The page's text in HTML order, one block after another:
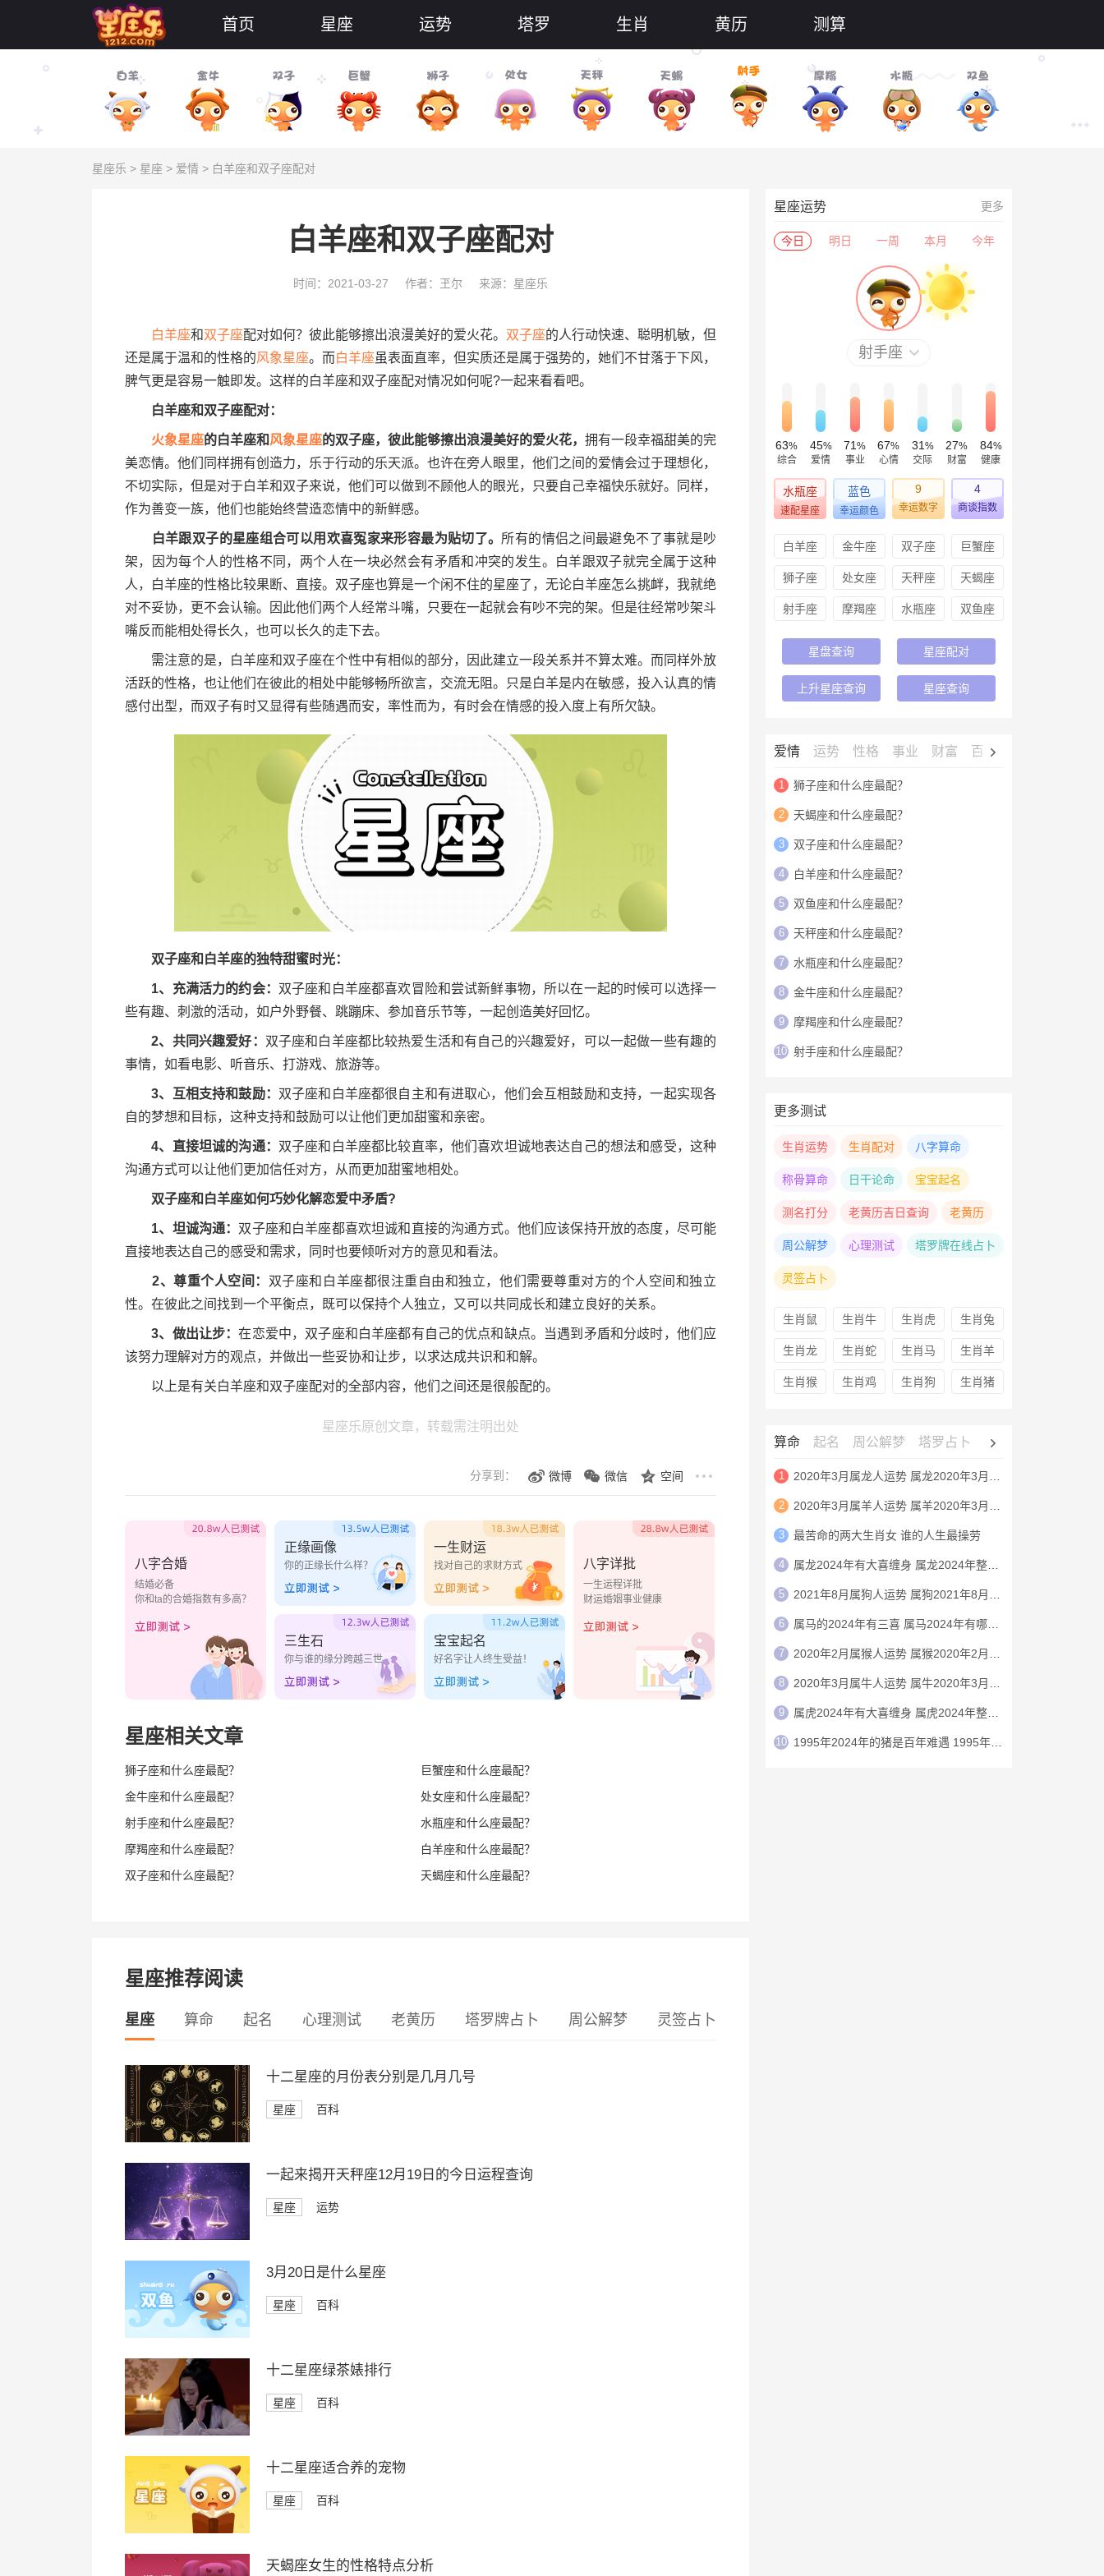
首页 星座 运势 塔罗 生肖 黄历 测算
星座乐 > 星座 > 爱情 > 白羊座和双子座配对
白羊座和双子座配对
时间：2021-03-27 作者：玊尔 来源：星座乐
白羊座和双子座配对如何？彼此能够擦出浪漫美好的爱火花。 双子座的人行动快速、聪明机敏，但
还是属于温和的性格的风象星座。而白羊座虽表面直率，但实质还是属于强势的，她们不甘落于下风，
脾气更是容易一触即发。这样的白羊座和双子座配对情况如何呢?一起来看看吧。
白羊座和双子座配对：
火象星座的白羊座和风象星座的双子座，彼此能够擦出浪漫美好的爱火花， 拥有一段幸福甜美的完
美恋情。他们同样拥有创造力，乐于行动的乐天派。也许在旁人眼里，他们之间的爱情会过于理想化，
不切实际，但是对于白羊和双子来说，他们可以做到不顾他人的眼光，只要自己幸福快乐就好。同样，
作为善变一族，他们也能始终营造恋情中的新鲜感。
白羊跟双子的星座组合可以用欢喜冤家来形容最为贴切了。 所有的情侣之间最避免不了事就是吵
架，因为每个人的性格不同，两个人在一块必然会有矛盾和冲突的发生。白羊跟双子就完全属于这种
人，白羊座的性格比较果断、直接。双子座也算是一个闲不住的星座了，无论白羊座怎么挑衅，我就绝
对不妥协，更不会认输。因此他们两个人经常斗嘴，只要在一起就会有吵不完的架。但是往经常吵架斗
嘴反而能相处得长久，也可以长久的走下去。
需注意的是，白羊座和双子座在个性中有相似的部分，因此建立一段关系并不算太难。而同样外放
活跃的性格，也让他们在彼此的相处中能够畅所欲言，交流无阻。只是白羊是内在敏感，投入认真的情
感付出型，而双子有时又显得有些随遇而安，率性而为，有时会在情感的投入度上有所欠缺。
双子座和白羊座的独特甜蜜时光：
1、充满活力的约会： 双子座和白羊座都喜欢冒险和尝试新鲜事物，所以在一起的时候可以选择一
些有趣、刺激的活动，如户外野餐、跳蹦床、参加音乐节等，一起创造美好回忆。
2、共同兴趣爱好： 双子座和白羊座都比较热爱生活和有自己的兴趣爱好，可以一起做一些有趣的
事情，如看电影、听音乐、打游戏、旅游等。
3、互相支持和鼓励： 双子座和白羊座都很自主和有进取心，他们会互相鼓励和支持，一起实现各
自的梦想和目标，这种支持和鼓励可以让他们更加甜蜜和亲密。
4、直接坦诚的沟通： 双子座和白羊座都比较直率，他们喜欢坦诚地表达自己的想法和感受，这种
沟通方式可以让他们更加信任对方，从而更加甜蜜地相处。
双子座和白羊座如何巧妙化解恋爱中矛盾?
1、坦诚沟通： 双子座和白羊座都喜欢坦诚和直接的沟通方式。他们应该保持开放的态度，尽可能
直接地表达自己的感受和需求，同时也要倾听对方的意见和看法。
2、尊重个人空间： 双子座和白羊座都很注重自由和独立，他们需要尊重对方的个人空间和独立
性。在彼此之间找到一个平衡点，既可以保持个人独立，又可以共同成长和建立良好的关系。
3、做出让步：在恋爱中，双子座和白羊座都有自己的优点和缺点。当遇到矛盾和分歧时，他们应
该努力理解对方的观点，并做出一些妥协和让步，以求达成共识和和解。
以上是有关白羊座和双子座配对的全部内容，他们之间还是很般配的。
星座乐原创文章，转载需注明出处
分享到： 微博 微信 空间
八字合婚
结婚必备
你和ta的合婚指数有多高？
正缘画像
你的正缘长什么样？
一生财运
找对自己的求财方式
三生石
你与谁的缘分跨越三世
宝宝起名
好名字让人终生受益！
八字详批
一生运程详批
财运婚姻事业健康
星座相关文章
狮子座和什么座最配？
巨蟹座和什么座最配？
金牛座和什么座最配？
处女座和什么座最配？
射手座和什么座最配？
水瓶座和什么座最配？
摩羯座和什么座最配？
白羊座和什么座最配？
双子座和什么座最配？
天蝎座和什么座最配？
星座推荐阅读
星座 算命 起名 心理测试 老黄历 塔罗牌占卜 周公解梦 灵签占卜
十二星座的月份表分别是几月几号
星座 百科
一起来揭开天秤座12月19日的今日运程查询
星座 运势
3月20日是什么星座
星座 百科
十二星座绿茶婊排行
星座 百科
十二星座适合养的宠物
星座 百科
天蝎座女生的性格特点分析
星座运势 更多
今日 明日 一周 本月 今年
射手座
63%
综合
45%
爱情
71%
事业
67%
心情
31 %
交际
27%
财富
84%
健康
水瓶座
速配星座
蓝色
幸运颜色
9
幸运数字
4
商谈指数
白羊座 金牛座 双子座 巨蟹座
狮子座 处女座 天秤座 天蝎座
射手座 摩羯座 水瓶座 双鱼座
星盘查询 星座配对
上升星座查询 星座查询
爱情 运势 性格 事业 财富 百科
1 狮子座和什么座最配？
2 天蝎座和什么座最配？
3 双子座和什么座最配？
4 白羊座和什么座最配？
5 双鱼座和什么座最配？
6 天秤座和什么座最配？
7 水瓶座和什么座最配？
8 金牛座和什么座最配？
9 摩羯座和什么座最配？
10 射手座和什么座最配？
更多测试
生肖运势 生肖配对 八字算命
称骨算命 日干论命 宝宝起名
测名打分 老黄历吉日查询 老黄历
周公解梦 心理测试 塔罗牌在线占卜
灵签占卜
生肖鼠 生肖牛 生肖虎 生肖兔
生肖龙 生肖蛇 生肖马 生肖羊
生肖猴 生肖鸡 生肖狗 生肖猪
算命 起名 周公解梦 塔罗占卜 心理测试
1 2020年3月属龙人运势 属龙2020年3月运程
2 2020年3月属羊人运势 属羊2020年3月运程
3 最苦命的两大生肖女 谁的人生最操劳
4 属龙2024年有大喜缠身 属龙2024年整体运势
5 2021年8月属狗人运势 属狗2021年8月运程
6 属马的2024年有三喜 属马2024年有哪三喜
7 2020年2月属猴人运势 属猴2020年2月运程
8 2020年3月属牛人运势 属牛2020年3月运程
9 属虎2024年有大喜缠身 属虎2024年整体运势
10 1995年2024年的猪是百年难遇 1995年2024年猪运势如何